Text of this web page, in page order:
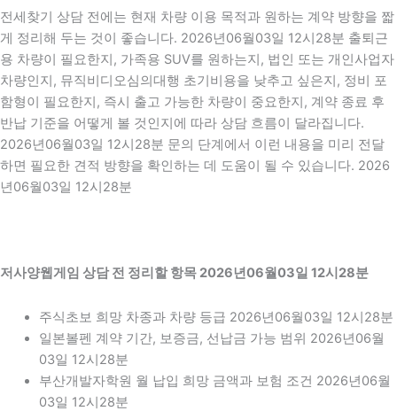
전세찾기 상담 전에는 현재 차량 이용 목적과 원하는 계약 방향을 짧
게 정리해 두는 것이 좋습니다. 2026년06월03일 12시28분 출퇴근
용 차량이 필요한지, 가족용 SUV를 원하는지, 법인 또는 개인사업자
차량인지, 뮤직비디오심의대행 초기비용을 낮추고 싶은지, 정비 포
함형이 필요한지, 즉시 출고 가능한 차량이 중요한지, 계약 종료 후
반납 기준을 어떻게 볼 것인지에 따라 상담 흐름이 달라집니다.
2026년06월03일 12시28분 문의 단계에서 이런 내용을 미리 전달
하면 필요한 견적 방향을 확인하는 데 도움이 될 수 있습니다. 2026
년06월03일 12시28분
저사양웹게임 상담 전 정리할 항목 2026년06월03일 12시28분
주식초보 희망 차종과 차량 등급 2026년06월03일 12시28분
일본볼펜 계약 기간, 보증금, 선납금 가능 범위 2026년06월
03일 12시28분
부산개발자학원 월 납입 희망 금액과 보험 조건 2026년06월
03일 12시28분